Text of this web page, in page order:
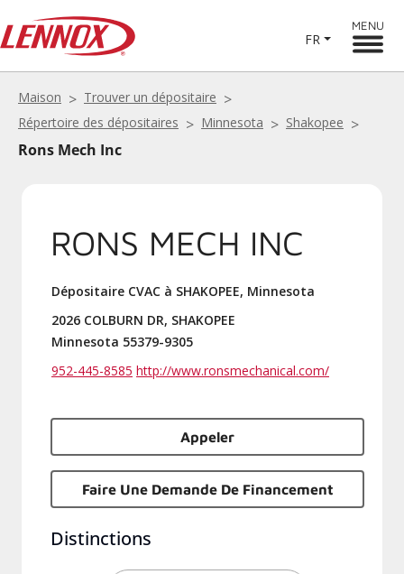
FR
MENU
Maison
Trouver un dépositaire
Répertoire des dépositaires
Minnesota Shakopee
Rons Mech Inc
RONS MECH INC
Dépositaire CVAC à SHAKOPEE, Minnesota
2026 COLBURN DR, SHAKOPEE
Minnesota 55379-9305
952-445-8585 http://www.ronsmechanical.com/
Appeler
Faire Une Demande De Financement
Distinctions